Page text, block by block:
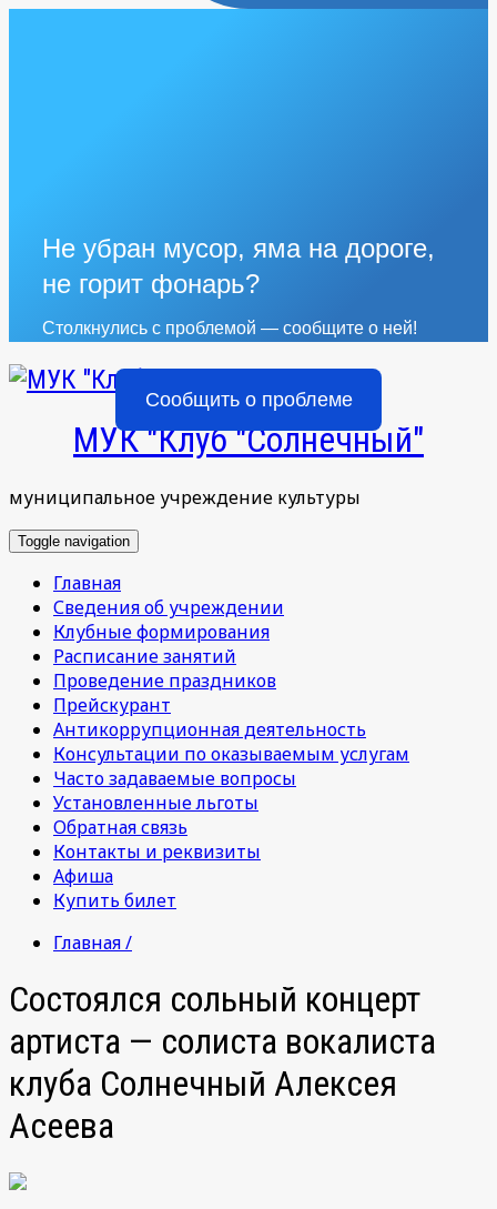
Не убран мусор, яма на дороге,
не горит фонарь?
Столкнулись с проблемой — сообщите о ней!
Сообщить о проблеме
МУК "Клуб "Солнечный"
муниципальное учреждение культуры
Toggle navigation
Главная
Сведения об учреждении
Клубные формирования
Расписание занятий
Проведение праздников
Прейскурант
Антикоррупционная деятельность
Консультации по оказываемым услугам
Часто задаваемые вопросы
Установленные льготы
Обратная связь
Контакты и реквизиты
Афиша
Купить билет
Главная /
Состоялся сольный концерт
артиста — солиста вокалиста
клуба Солнечный Алексея
Асеева